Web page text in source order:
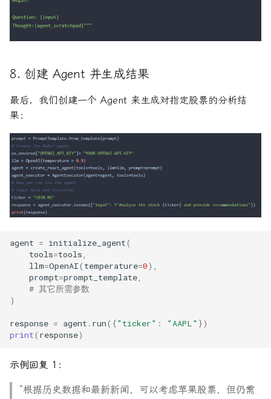
8. 创建 Agent 并生成结果
最后，我们创建一个 Agent 来生成对指定股票的分析结
果：
agent = initialize_agent(
tools=tools,
llm=OpenAI( temperature=0),
prompt=prompt_template,
# 其它所需参数
)
response = agent . run({"ticker" : "AAPL" })
print( response)
示例回复 1：
“根据历史数据和最新新闻，可以考虑苹果股票，但仍需